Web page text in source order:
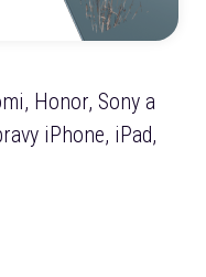
Honor, Sony a
iPhone, iPad,